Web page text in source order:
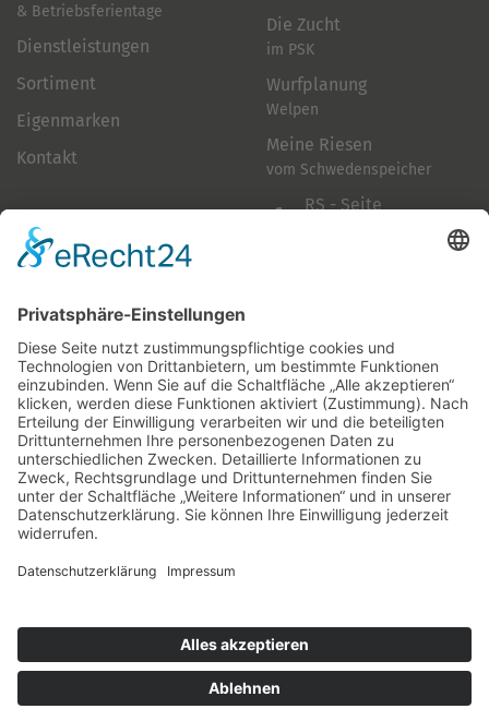
& Betriebsferientage
Dienstleistungen
Sortiment
Eigenmarken
Kontakt
Die Zucht
im PSK
Wurfplanung
Welpen
Meine Riesen
vom Schwedenspeicher
RS - Seite
Folge mir
Zahlungsarten
& Vorab-Überweisung
Alle Preise inkl. gesetzl. Mehrwertsteuer zzgl.
Datenschutzerklärung
© 2026 SCHNAUZEN-KONTOR. Alle Rechte vorbehalten.